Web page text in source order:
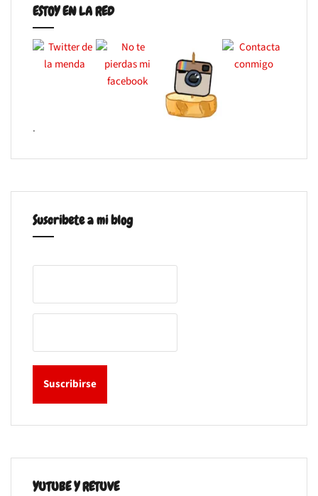
ESTOY EN LA RED
.
Suscribete a mi blog
YUTUBE Y RETUVE